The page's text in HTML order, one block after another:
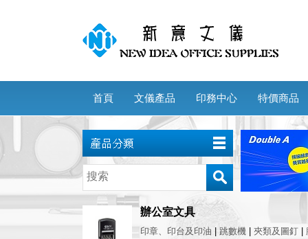
首頁 文儀產品 印務中心 特價商品
辦公室文具
印章、印台及印油 跳數機 夾類及圖釘